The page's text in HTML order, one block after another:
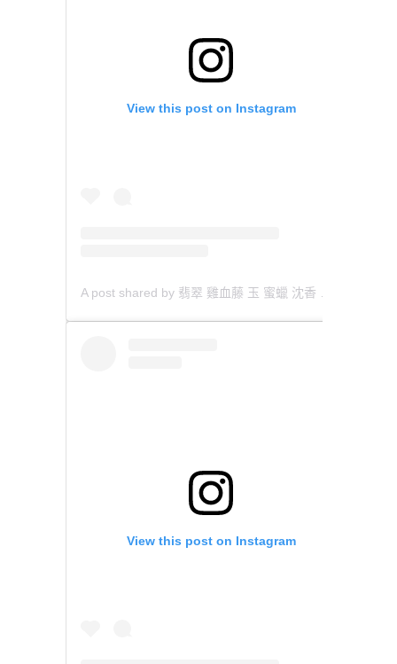
View this post on Instagram
A post shared by 翡翠 雞血藤 玉 蜜蠟 沈香 檀香 南紅 瑪瑙 手鐲 飾物 (@aaa.hk)
View this post on Instagram